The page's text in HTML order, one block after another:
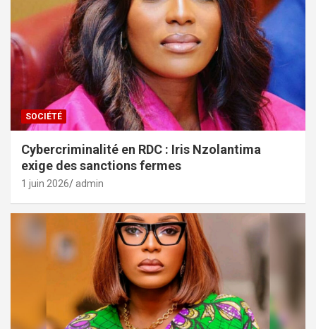
SOCIÉTÉ
Cybercriminalité en RDC : Iris Nzolantima
exige des sanctions fermes
1 juin 2026 admin